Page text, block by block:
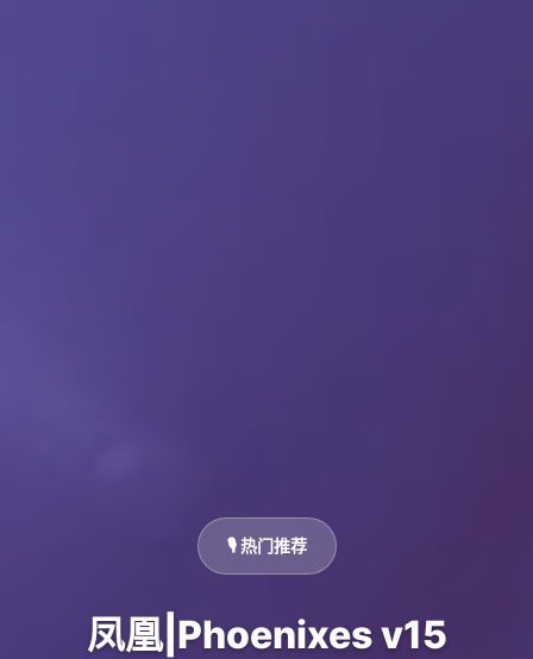
🎙️ 热门推荐
凤凰|Phoenixes v15